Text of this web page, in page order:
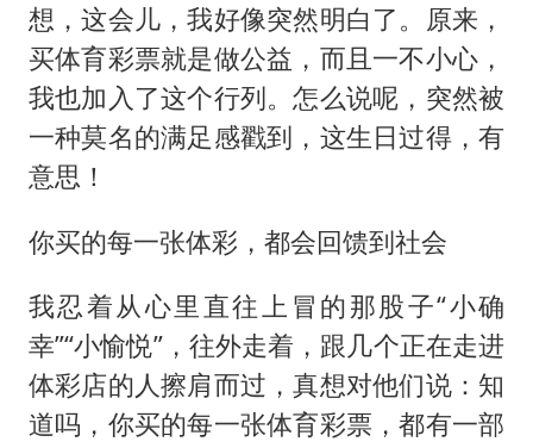
想，这会儿，我好像突然明白了。原来，
买体育彩票就是做公益，而且一不小心，
我也加入了这个行列。怎么说呢，突然被
一种莫名的满足感戳到，这生日过得，有
意思！
你买的每一张体彩，都会回馈到社会
我忍着从心里直往上冒的那股子“小确
幸”“小愉悦”，往外走着，跟几个正在走进
体彩店的人擦肩而过，真想对他们说：知
道吗，你买的每一张体育彩票，都有一部